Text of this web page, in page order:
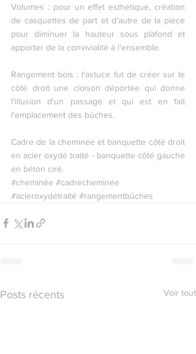
Volumes : pour un effet esthétique, création
de casquettes de part et d'autre de la pièce
pour diminuer la hauteur sous plafond et
apporter de la convivialité à l'ensemble.
Rangement bois : l'astuce fut de créer sur le
côté droit une cloison déportée qui donne
l'illusion d'un passage et qui est en fait
l'emplacement des bûches.
Cadre de la cheminée et banquette côté droit
en acier oxydé traité - banquette côté gauche
en béton ciré.
#cheminée #cadrecheminée
#acieroxydétraité #rangementbûches
Posts récents Voir tout